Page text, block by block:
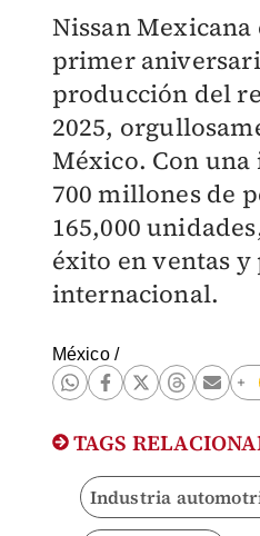
Nissan
primer
producción del
2025,
México. Con
700 millones de
165,000
éxito en ventas
internacional.
México/
TAGS
Industria